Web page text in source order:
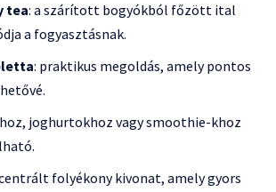
tea: a szárított bogyókból főzött ital
a fogyasztásnak.
: praktikus megoldás, amely pontos
joghurtokhoz vagy smoothie-khoz
folyékony kivonat, amely gyors